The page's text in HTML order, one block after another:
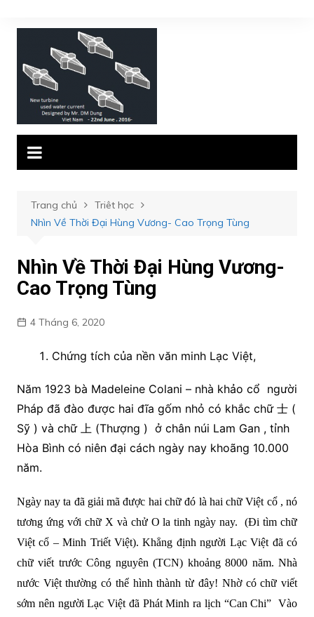
đến
Trang chủ
Triêt học
Nhìn Về Thời Đại Hùng Vương- Cao Trọng Tùng
Nhìn Về Thời Đại Hùng Vương-
Cao Trọng Tùng
4 Tháng 6, 2020
Chứng tích của nền văn minh Lạc Việt,
Năm 1923 bà Madeleine Colani – nhà khảo cổ người
Pháp đã đào được hai đĩa gốm nhỏ có khắc chữ 士 (
Sỹ ) và chữ 上 (Thượng ) ở chân núi Lam Gan , tỉnh
Hòa Bình có niên đại cách ngày nay khoãng 10.000
năm.
Ngày nay ta đã giải mã được hai chữ đó là hai chữ Việt cổ , nó
tương ứng với chữ X và chử O la tinh ngày nay. (Đi tìm chữ
Việt cổ – Minh Triết Việt). Khẳng định người Lạc Việt đã có
chữ viết trước Công nguyên (TCN) khoảng 8000 năm. Nhà
nước Việt thường có thể hình thành từ đây! Nhờ có chữ viết
sớm nên người Lạc Việt đã Phát Minh ra lịch “Can Chi” Vào